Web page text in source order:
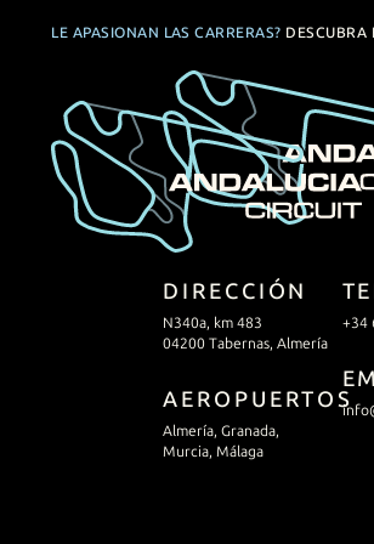
LE APASIONAN LAS CARRERAS? DESCUBRA
DIRECCIÓN
N340a, km 483
04200 Tabernas, Almería
AEROPUERTOS
Almería, Granada,
Murcia, Málaga
+34